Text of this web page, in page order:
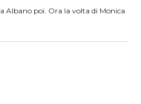
Albano poi. Ora la volta di Monica